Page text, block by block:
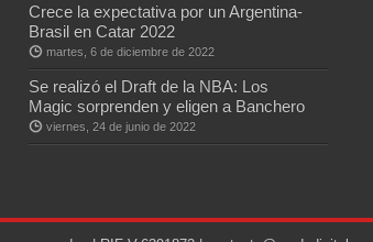
Crece la expectativa por un Argentina-
Brasil en Catar 2022
martes, 6 de diciembre de 2022
Se realizó el Draft de la NBA: Los
Magic sorprenden y eligen a Banchero
viernes, 24 de junio de 2022